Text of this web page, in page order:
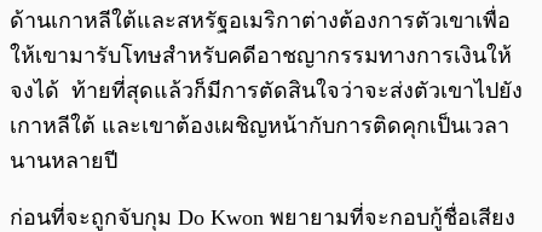
ด้านเกาหลีใต้และสหรัฐอเมริกาต่างต้องการตัวเขาเพื่อ
ให้เขามารับโทษสำหรับคดีอาชญากรรมทางการเงินให้
จงได้ ท้ายที่สุดแล้วก็มีการตัดสินใจว่าจะส่งตัวเขาไปยัง
เกาหลีใต้ และเขาต้องเผชิญหน้ากับการติดคุกเป็นเวลา
นานหลายปี
ก่อนที่จะถูกจับกุม Do Kwon พยายามที่จะกอบกู้ชื่อเสียง